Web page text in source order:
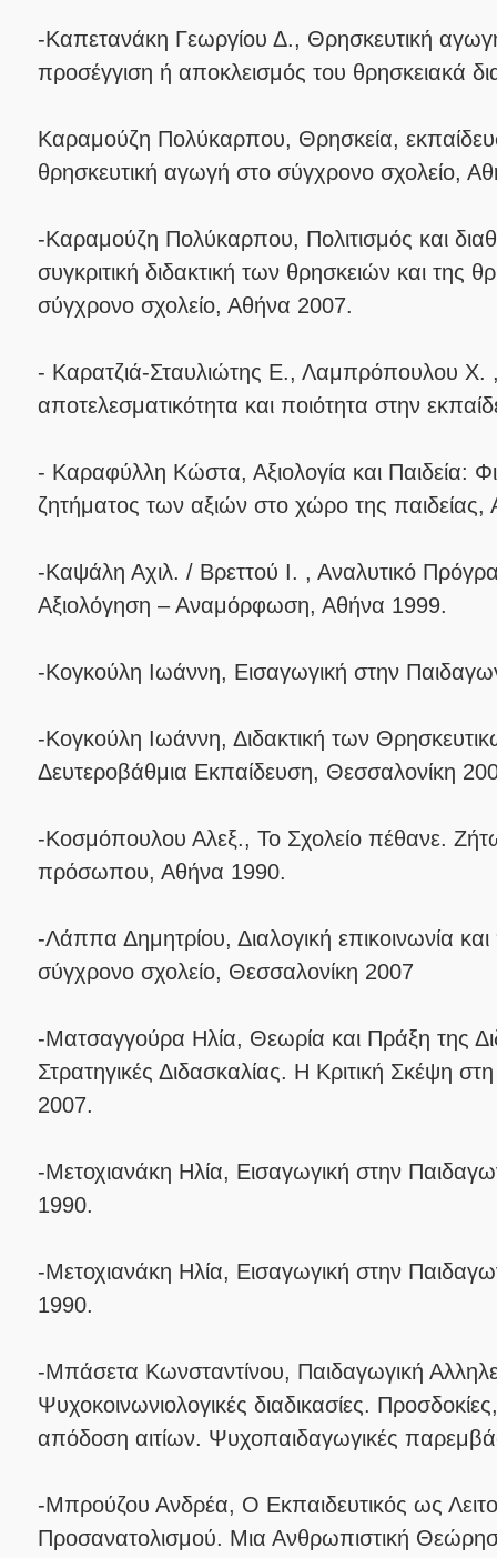
-Καπετανάκη Γεωργίου Δ., Θρησκευτική
προσέγγιση ή αποκλεισμός του θρησκειακά
Καραμούζη Πολύκαρπου, Θρησκεία,
θρησκευτική αγωγή στο σύγχρονο σχολείο,
-Καραμούζη Πολύκαρπου, Πολιτισμός και
συγκριτική διδακτική των θρησκειών και της
σύγχρονο σχολείο, Αθήνα 2007.
- Καρατζιά-Σταυλιώτης Ε., Λαμπρόπουλου Χ.
αποτελεσματικότητα και ποιότητα στην
- Καραφύλλη Κώστα, Αξιολογία και Παιδεία:
ζητήματος των αξιών στο χώρο της
-Καψάλη Αχιλ. / Βρεττού Ι. , Αναλυτικό
Αξιολόγηση – Αναμόρφωση, Αθήνα 1999.
-Κογκούλη Ιωάννη, Εισαγωγική στην
-Κογκούλη Ιωάννη, Διδακτική των
Δευτεροβάθμια Εκπαίδευση, Θεσσαλονίκη
-Κοσμόπουλου Αλεξ., Το Σχολείο πέθανε.
πρόσωπου, Αθήνα 1990.
-Λάππα Δημητρίου, Διαλογική επικοινωνία
σύγχρονο σχολείο, Θεσσαλονίκη 2007
-Ματσαγγούρα Ηλία, Θεωρία και Πράξη της
Στρατηγικές Διδασκαλίας. Η Κριτική Σκέψη
2007.
-Μετοχιανάκη Ηλία, Εισαγωγική στην
1990.
-Μετοχιανάκη Ηλία, Εισαγωγική στην
1990.
-Μπάσετα Κωνσταντίνου, Παιδαγωγική
Ψυχοκοινωνιολογικές διαδικασίες.
απόδοση αιτίων. Ψυχοπαιδαγωγικές
-Μπρούζου Ανδρέα, Ο Εκπαιδευτικός ως
Προσανατολισμού. Μια Ανθρωπιστική